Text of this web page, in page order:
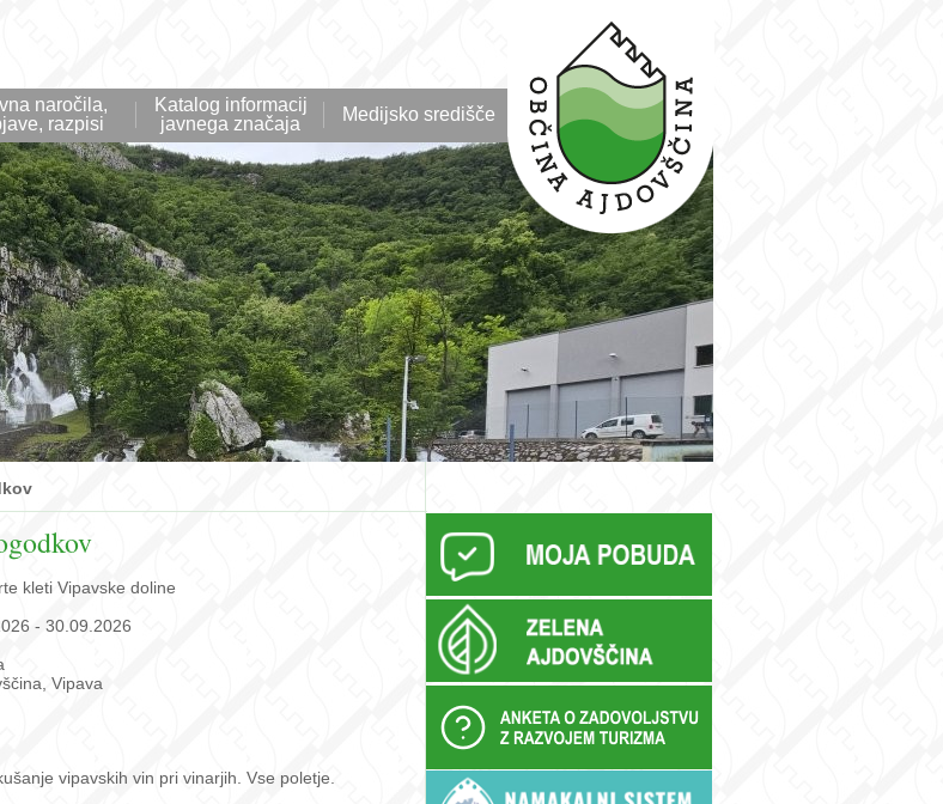
naročila,
razpisi
Katalog informacij
javnega značaja
Medijsko središče
kleti Vipavske doline
- 30.09.2026
Vipava
vipavskih vin pri vinarjih. Vse poletje.